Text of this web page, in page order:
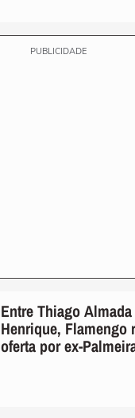
PUBLICIDADE
Entre Thiago
Henrique, Flamengo
oferta por ex-